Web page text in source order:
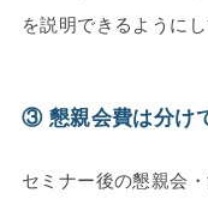
を説明できるように
③ 懇親会費は分け
セミナー後の懇親会